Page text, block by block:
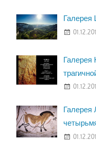
Галерея
Галерея